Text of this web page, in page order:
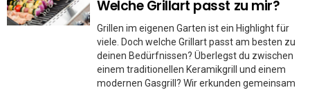
Welche Grillart passt zu mir?
Grillen im eigenen Garten ist ein Highlight für
viele. Doch welche Grillart passt am besten zu
deinen Bedürfnissen? Überlegst du zwischen
einem traditionellen Keramikgrill und einem
modernen Gasgrill? Wir erkunden gemeinsam